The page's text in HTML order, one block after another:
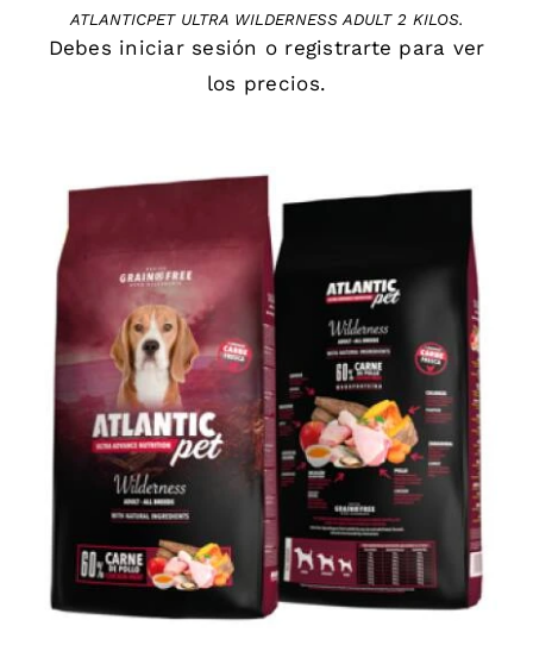
ATLANTICPET ULTRA WILDERNESS ADULT 2 KILOS.
Debes iniciar sesión o registrarte para ver
los precios.
DETAILS